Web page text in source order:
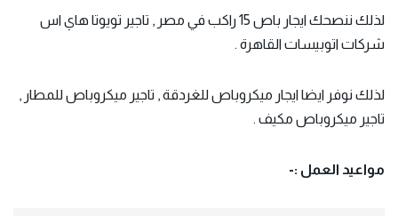
لذلك ننصحك ايجار باص 15 راكب في مصر , تاجير تويوتا هاي اس
شركات اتوبيسات القاهرة .
لذلك نوفر ايضا ايجار ميكروباص للغردقة , تاجير ميكروباص للمطار ,
تاجير ميكروباص مكيف .
مواعيد العمل :-